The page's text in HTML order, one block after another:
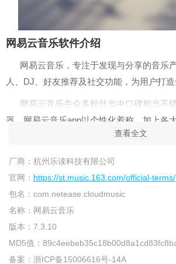
网易云音乐软件介绍
网易云音乐，专注于发现与分享的音乐
人、DJ、好友推荐及社交功能，为用户打造
网易云音乐在众多粉丝当中口碑相当不
器，网易云音乐app以个性化着称。加上各
生，让很多喜欢原创音乐的网友们非常喜欢
网易云音乐特色亮点
【云村社区】，村民创作表达和交流讨
不仅可以听，还可以看和玩的新云村；
查看全文
厂商： 杭州乐读科技有限公司
官网： https://st.music.163.com/official-terms/
包名： com.netease.cloudmusic
名称： 网易云音乐
版本： 7.3.10
MD5值：
备案： 浙ICP备15006616号-14A